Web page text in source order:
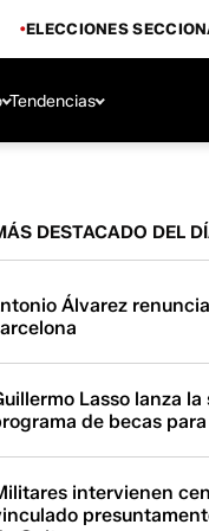
ELECCIONES
Tendencias
DESTACADO DEL
Álvarez
Lasso lanza
de becas
intervienen